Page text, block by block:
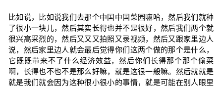
比如说，比如说我们去那个中国中国菜园嘛哈，然后我们就种
了很小一块儿，然后其实长得也并不是很好，然后我们两个就
很兴高采烈的，然后又又又拍照又录视频，然后又跟家里边人
说，然后家里边人就会最后觉得你们这两个做的那个是什么，
它既既带来不了什么经济效益，然后你们长得那个那个偷菜
啊，长得也不也不是那么好嘛，就是这很一般嘛。然后就就是
就是我们就会因为这种很小很小的事情，就是可能在别人眼里